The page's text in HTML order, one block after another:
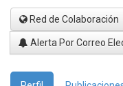
Red de Colaboración
Alerta Por Correo